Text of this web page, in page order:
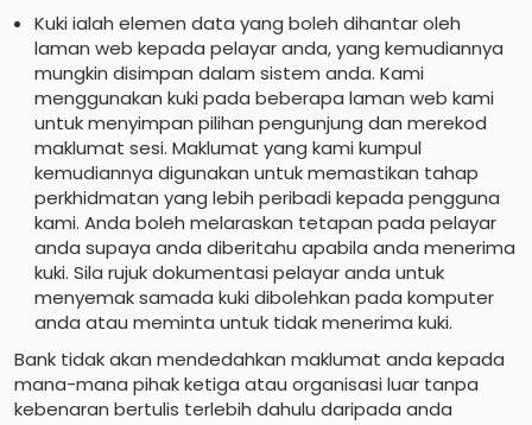
Kuki ialah elemen data yang boleh dihantar oleh
laman web kepada pelayar anda, yang kemudiannya
mungkin disimpan dalam sistem anda. Kami
menggunakan kuki pada beberapa laman web kami
untuk menyimpan pilihan pengunjung dan merekod
maklumat sesi. Maklumat yang kami kumpul
kemudiannya digunakan untuk memastikan tahap
perkhidmatan yang lebih peribadi kepada pengguna
kami. Anda boleh melaraskan tetapan pada pelayar
anda supaya anda diberitahu apabila anda menerima
kuki. Sila rujuk dokumentasi pelayar anda untuk
menyemak samada kuki dibolehkan pada komputer
anda atau meminta untuk tidak menerima kuki.
Bank tidak akan mendedahkan maklumat anda kepada
mana-mana pihak ketiga atau organisasi luar tanpa
kebenaran bertulis terlebih dahulu daripada anda